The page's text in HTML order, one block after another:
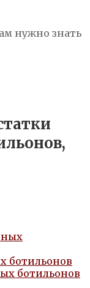
нужно знать
ботильонов
ботильонов